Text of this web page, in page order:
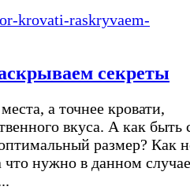
секреты
а точнее кровати,
вкуса. А как быть
размер? Как
нужно в данном случае